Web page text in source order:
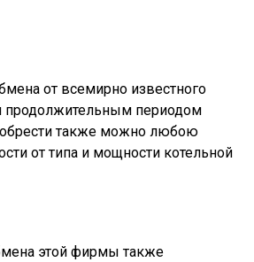
от всемирно известного
продолжительным периодом
также можно любою
от типа и мощности котельной
этой фирмы также